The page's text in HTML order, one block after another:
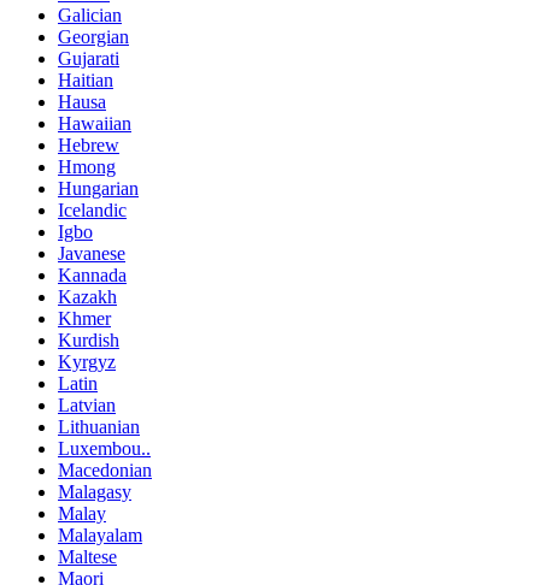
Galician
Georgian
Gujarati
Haitian
Hausa
Hawaiian
Hebrew
Hmong
Hungarian
Icelandic
Igbo
Javanese
Kannada
Kazakh
Khmer
Kurdish
Kyrgyz
Latin
Latvian
Lithuanian
Luxembou..
Macedonian
Malagasy
Malay
Malayalam
Maltese
Maori